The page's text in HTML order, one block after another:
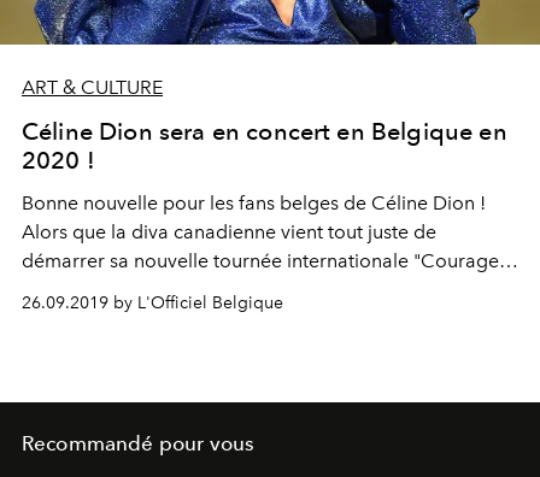
ART & CULTURE
Céline Dion sera en concert en Belgique en
2020 !
Bonne nouvelle pour les fans belges de Céline Dion !
Alors que la diva canadienne vient tout juste de
démarrer sa nouvelle tournée internationale "Courage
World Tour", elle dévoile aujourd’hui les dates de son
passage en Europe. Et elle sera en Belgique en mai
26.09.2019 by L'Officiel Belgique
Recommandé pour vous